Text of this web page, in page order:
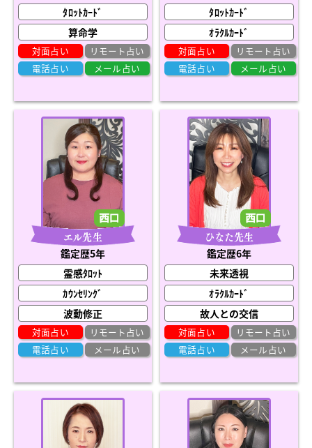
ﾀﾛｯﾄｶｰﾄﾞ
算命学
対面占い
リモート占い
電話占い
メール占い
ﾀﾛｯﾄｶｰﾄﾞ
ｵﾗｸﾙｶｰﾄﾞ
対面占い
リモート占い
電話占い
メール占い
エル先生
鑑定歴5年
霊感ﾀﾛｯﾄ
ｶｳﾝｾﾘﾝｸﾞ
波動修正
対面占い
リモート占い
電話占い
メール占い
ひなた先生
鑑定歴6年
未来透視
ｵﾗｸﾙｶｰﾄﾞ
故人との交信
対面占い
リモート占い
電話占い
メール占い